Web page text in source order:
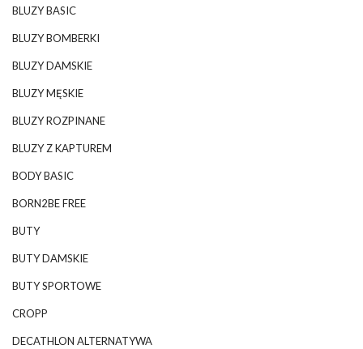
BLUZY BASIC
BLUZY BOMBERKI
BLUZY DAMSKIE
BLUZY MĘSKIE
BLUZY ROZPINANE
BLUZY Z KAPTUREM
BODY BASIC
BORN2BE FREE
BUTY
BUTY DAMSKIE
BUTY SPORTOWE
CROPP
DECATHLON ALTERNATYWA